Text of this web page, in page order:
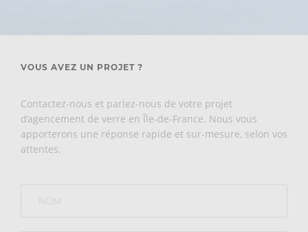
VOUS AVEZ UN PROJET ?
Contactez-nous et parlez-nous de votre projet
d’agencement de verre en Île-de-France. Nous vous
apporterons une réponse rapide et sur-mesure, selon vos
attentes.